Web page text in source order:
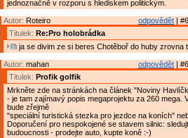
jednoznačně v rozporu s hlediskem politickým.
odpovědět |
Autor: Roteiro
Titulek: Re:Pro holobrádka
ja se divim ze si beres Chotěboř do huby zrovna
odpovědět |
Autor: mahan
Titulek: Profik golfik
Mrkněte zde na stránkách na článek "Noviny
- je tam zajímavý popis megaprojektu za 260 mega.
bude zřejmě
"speciální turistická stezka pro jezdce na koních"
Doporučení pro nespokojené se stavem silnic:
budoucnosti - prodejte auto, kupte koně :-)